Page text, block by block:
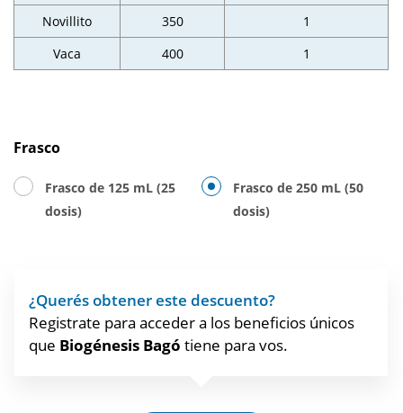
Novillito
350
1
Vaca
400 1
Frasco
Frasco de 125 mL (25
dosis)
Frasco de 250 mL (50
dosis)
¿Querés obtener este descuento?
Registrate para acceder a los beneficios únicos
que Biogénesis Bagó tiene para vos.